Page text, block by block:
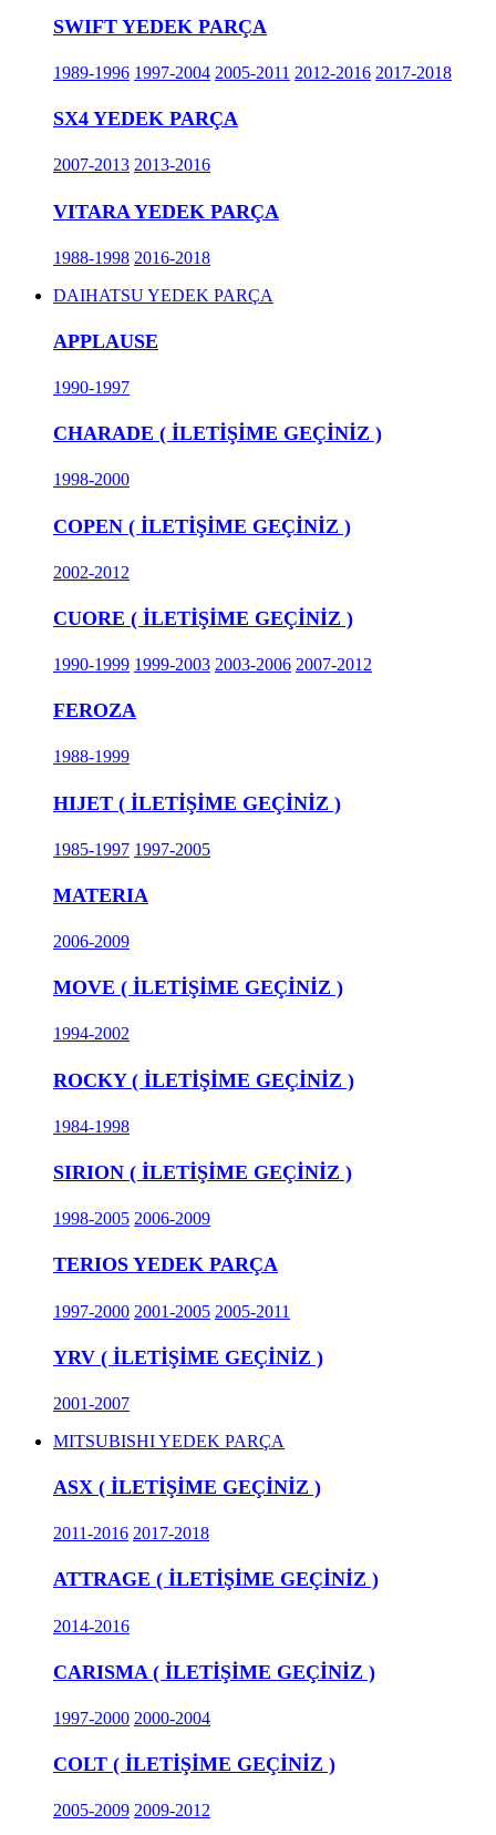
SWIFT YEDEK PARÇA
1989-1996 1997-2004 2005-2011 2012-2016 2017-2018
SX4 YEDEK PARÇA
2007-2013 2013-2016
VITARA YEDEK PARÇA
1988-1998 2016-2018
DAIHATSU YEDEK PARÇA
APPLAUSE
1990-1997
CHARADE ( İLETİŞİME GEÇİNİZ )
1998-2000
COPEN ( İLETİŞİME GEÇİNİZ )
2002-2012
CUORE ( İLETİŞİME GEÇİNİZ )
1990-1999 1999-2003 2003-2006 2007-2012
FEROZA
1988-1999
HIJET ( İLETİŞİME GEÇİNİZ )
1985-1997 1997-2005
MATERIA
2006-2009
MOVE ( İLETİŞİME GEÇİNİZ )
1994-2002
ROCKY ( İLETİŞİME GEÇİNİZ )
1984-1998
SIRION ( İLETİŞİME GEÇİNİZ )
1998-2005 2006-2009
TERIOS YEDEK PARÇA
1997-2000 2001-2005 2005-2011
YRV ( İLETİŞİME GEÇİNİZ )
2001-2007
MITSUBISHI YEDEK PARÇA
ASX ( İLETİŞİME GEÇİNİZ )
2011-2016 2017-2018
ATTRAGE ( İLETİŞİME GEÇİNİZ )
2014-2016
CARISMA ( İLETİŞİME GEÇİNİZ )
1997-2000 2000-2004
COLT ( İLETİŞİME GEÇİNİZ )
2005-2009 2009-2012